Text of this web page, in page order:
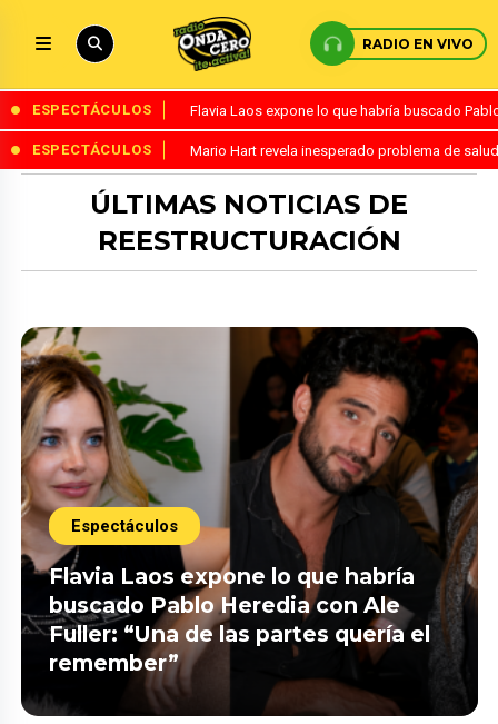
RADIO EN VIVO
ESPECTÁCULOS Flavia Laos expone lo que habría buscado
ESPECTÁCULOS Mario Hart revela inesperado problema de
ÚLTIMAS NOTICIAS DE
REESTRUCTURACIÓN
Espectáculos
Flavia Laos expone lo que habría
buscado Pablo Heredia con Ale
Fuller: “Una de las partes quería el
remember”